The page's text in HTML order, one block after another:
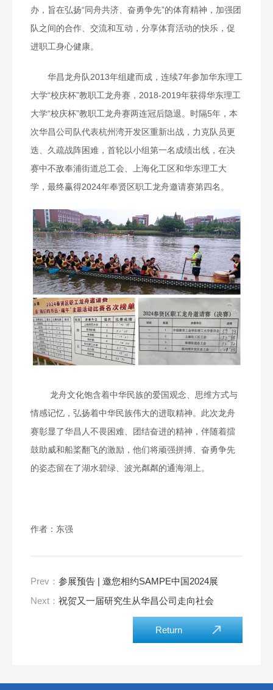
办，旨在弘扬“同舟共济、奋勇争先”的体育精神，加强团
队之间的合作、交流和互动，分享体育活动的快乐，促
进职工身心健康。
华昌龙舟队2013年组建而成，连续7年参加华东理工
大学“校庆杯”教职工龙舟赛，2018-2019年获得华东理工
大学“校庆杯”教职工龙舟赛两连冠后隐退。时隔5年，本
次华昌公司队代表杭州湾开发区重新出战，力克队员更
迭、久疏战阵困难，首轮以小组第一名成绩出线，在决
赛中不敌奉浦街道总工会、上海化工区和华东理工大
学，最终赢得2024年奉贤区职工龙舟邀请赛第四名。
龙舟文化饱含着中华民族的爱国观念、思维方式与
情感记忆，弘扬着中华民族伟大的进取精神。此次龙舟
赛彰显了华昌人不畏困难、团结奋进的精神，伴随着擂
鼓助威和船桨翻飞的激励，他们将顽强拼搏、奋勇争先
的姿态留在了湖水碧绿、波光粼粼的通海湖上。
作者：东强
Prev： 参展预告 | 邀您相约SAMPE中国2024展
Next： 祝贺又一届研究生从华昌公司走向社会
Return